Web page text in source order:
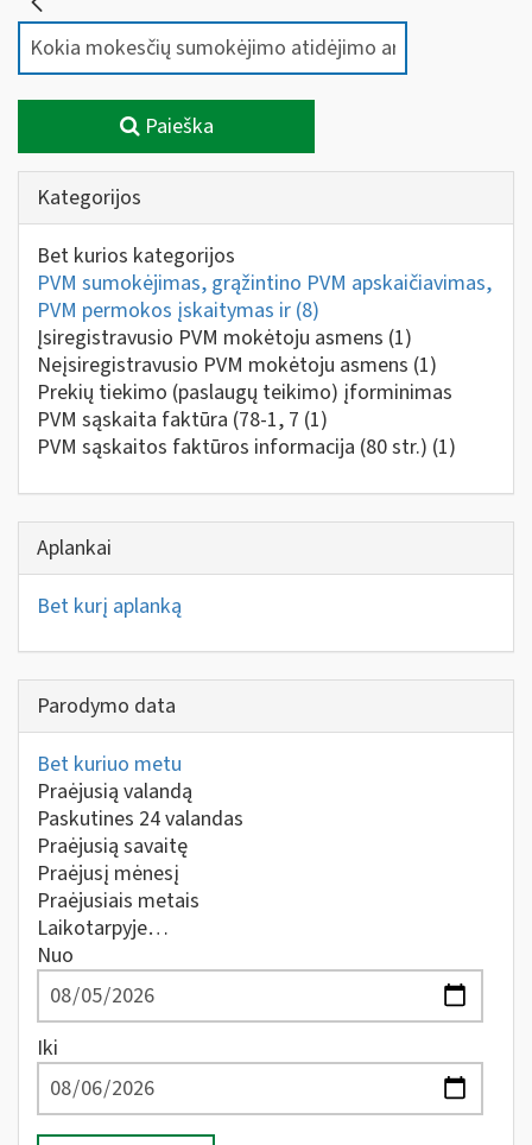
Paieška
Kategorijos
Bet kurios kategorijos
PVM sumokėjimas, grąžintino PVM apskaičiavimas,
PVM permokos įskaitymas ir (8)
Įsiregistravusio PVM mokėtoju asmens (1)
Neįsiregistravusio PVM mokėtoju asmens (1)
Prekių tiekimo (paslaugų teikimo) įforminimas
PVM sąskaita faktūra (78-1, 7 (1)
PVM sąskaitos faktūros informacija (80 str.) (1)
Aplankai
Bet kurį aplanką
Parodymo data
Bet kuriuo metu
Praėjusią valandą
Paskutines 24 valandas
Praėjusią savaitę
Praėjusį mėnesį
Praėjusiais metais
Laikotarpyje…
Nuo
Iki